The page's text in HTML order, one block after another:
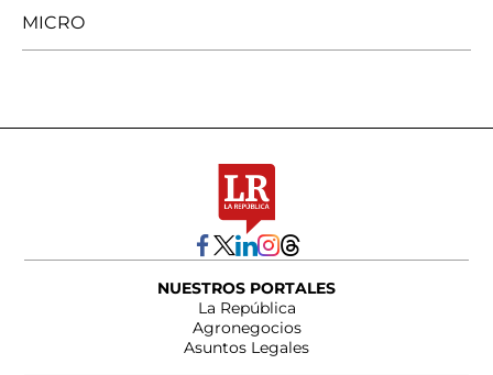
MICRO
NUESTROS PORTALES
La República
Agronegocios
Asuntos Legales